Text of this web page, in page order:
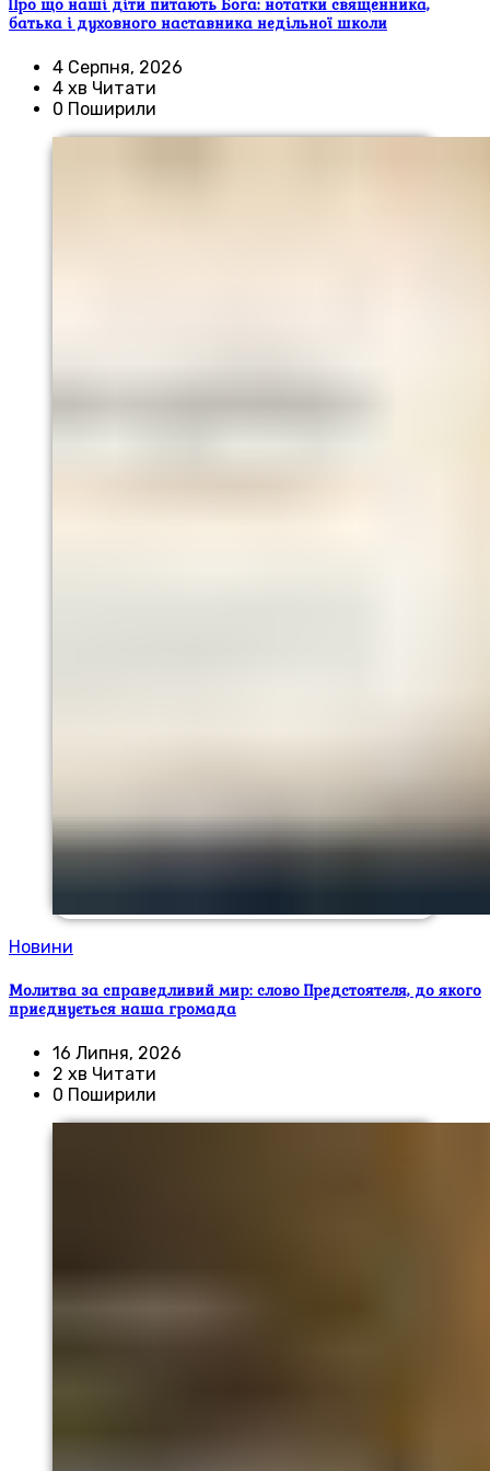
Про що наші діти питають Бога: нотатки священника,
батька і духовного наставника недільної школи
4 Серпня, 2026
4 хв Читати
0 Поширили
Новини
Молитва за справедливий мир: слово Предстоятеля, до якого
приєднується наша громада
16 Липня, 2026
2 хв Читати
0 Поширили